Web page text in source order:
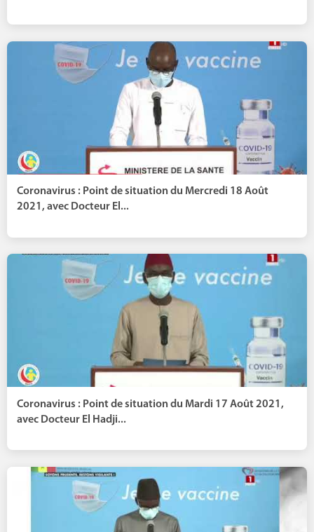
Coronavirus : Point de situation du Mercredi 18 Août
2021, avec Docteur El...
Coronavirus : Point de situation du Mardi 17 Août 2021,
avec Docteur El Hadji...